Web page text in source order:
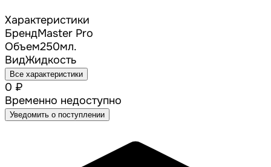
Характеристики
БрендMaster Pro
Объем250мл.
ВидЖидкость
Все характеристики
0 ₽
Временно недоступно
Уведомить о поступлении